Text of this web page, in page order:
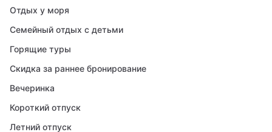
Отдых у моря
Семейный отдых с детьми
Горящие туры
Скидка за раннее бронирование
Вечеринка
Короткий отпуск
Летний отпуск